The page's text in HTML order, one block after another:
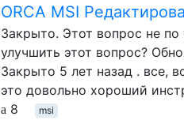
ORCA MSI
Закрыто. Этот вопрос не
улучшить этот вопрос?
Закрыто 5 лет назад . все,
это довольно хороший
8
msi